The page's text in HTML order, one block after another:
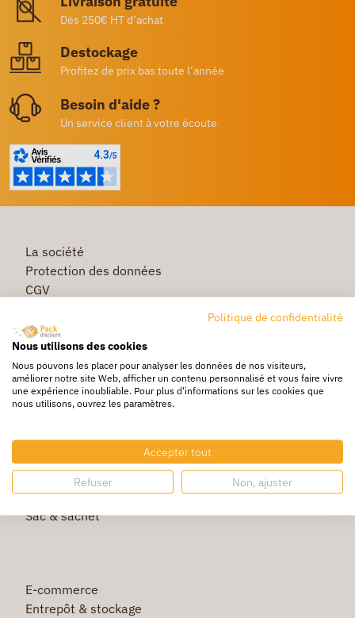
Dès 250€ HT d’achat
Destockage
Profitez de prix bas toute l’année
Besoin d'aide ?
Un service client à votre écoute
La société
Protection des données
CGV
Commande rapide
Livraison
Pochette bulle & mousse
Papier bulle & rouleau mousse
Adhésif & feuillard
Film étirable & palette bois
Sac & sachet
E-commerce
Entrepôt & stockage
Politique de confidentialité
Nous utilisons des cookies
Nous pouvons les placer pour analyser les données de nos visiteurs,
améliorer notre site Web, afficher un contenu personnalisé et vous faire vivre
une expérience inoubliable. Pour plus d'informations sur les cookies que
nous utilisons, ouvrez les paramètres.
Accepter tout
Refuser Non, ajuster